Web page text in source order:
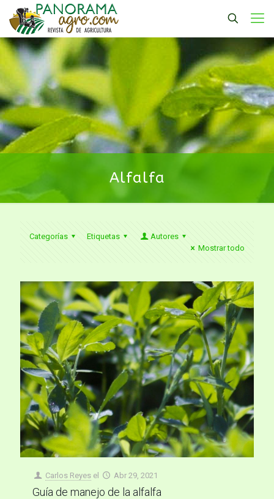
Alfalfa
Categorías Etiquetas
Autores
Mostrar todo
Carlos Reyes el Abr 29, 2021
Guía de manejo de la alfalfa